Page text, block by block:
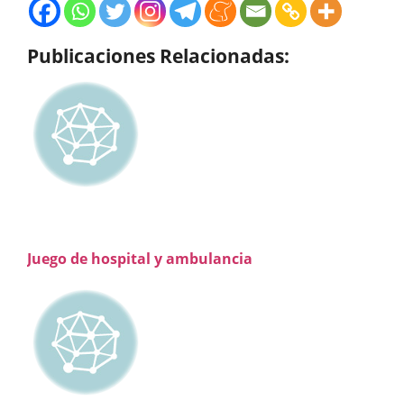
Publicaciones Relacionadas:
Juego de hospital y ambulancia